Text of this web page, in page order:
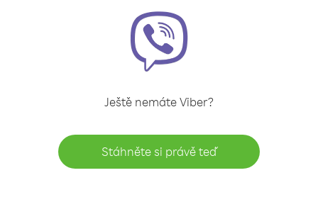
Ještě nemáte Viber?
Stáhněte si právě teď